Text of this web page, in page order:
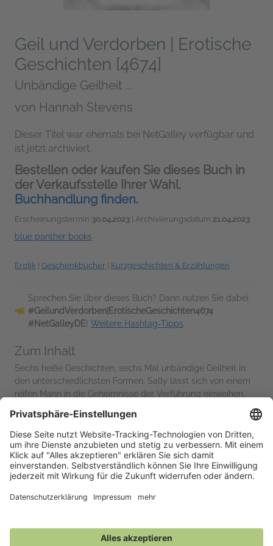
Geil und Verdorben | Erotische
Geschichten [4674]
Unbändige Geilheit ...
von Hannah Stevens
Dieser Titel war ehemals bei NetGalley verfügbar und
ist jetzt archiviert.
Bestellen oder kaufen Sie dieses Buch in
der Verkaufsstelle Ihrer Wahl.
Buchhandlung finden.
Erscheinungstermin 30.04.2023 | Archivierungsdatum 21.04.2023
blue panther books
Erotik Geschenkbücher Kurzgeschichten & Erzählungen
Sprechen Sie über dieses Buch? Dann nutzen Sie dabei
#GeilundVerdorben|ErotischeGeschichten4674
#NetGalleyDE! Weitere Hashtag-Tipps
Zum Inhalt
Sechs heiße Geschichten, sechs Mal unbändige Geilheit in
den unterschiedlichsten Formen: Sally lässt sich von einem
reifen Mann in die Geheimnisse der Verführung einweihen,
Lesen Sie mehr
Eine Anmerkung des Verlags
Wir achten darauf, dass Ihr Profil vollständig ausgefüllt ist.
Wenn Du keine E-Mail Adresse hinterlegt hast, beliefern wir
Unabhängig von Deiner eigenen Bloggreichweite ist bei...